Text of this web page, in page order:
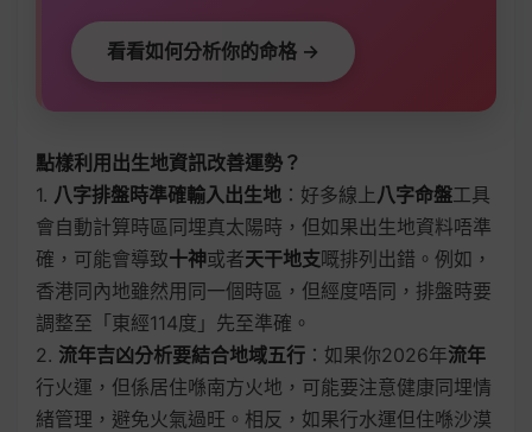
看看如何分析你的命格 →
點樣利用出生地資訊改善運勢？
1. 八字排盤時準確輸入出生地 ：好多線上 八字命盤工具
會自動計算時區同埋真太陽時，但如果出生地資料唔準
確，可能會導致十神或者天干地支嘅排列出錯。例如，
香港同內地雖然用同一個時區，但經度唔同，排盤時要
調整至「東經114度」先至準確。
2. 流年吉凶分析要結合地域五行 ：如果你2026年流年
行火運，但係居住喺南方火地，可能要注意健康同埋情
緒管理，避免火氣過旺。相反，如果行水運但住喺沙漠